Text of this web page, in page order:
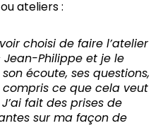
ateliers :
choisi de faire l’atelier
Jean-Philippe et je le
écoute, ses questions,
compris ce que cela veut
fait des prises de
sur ma façon de